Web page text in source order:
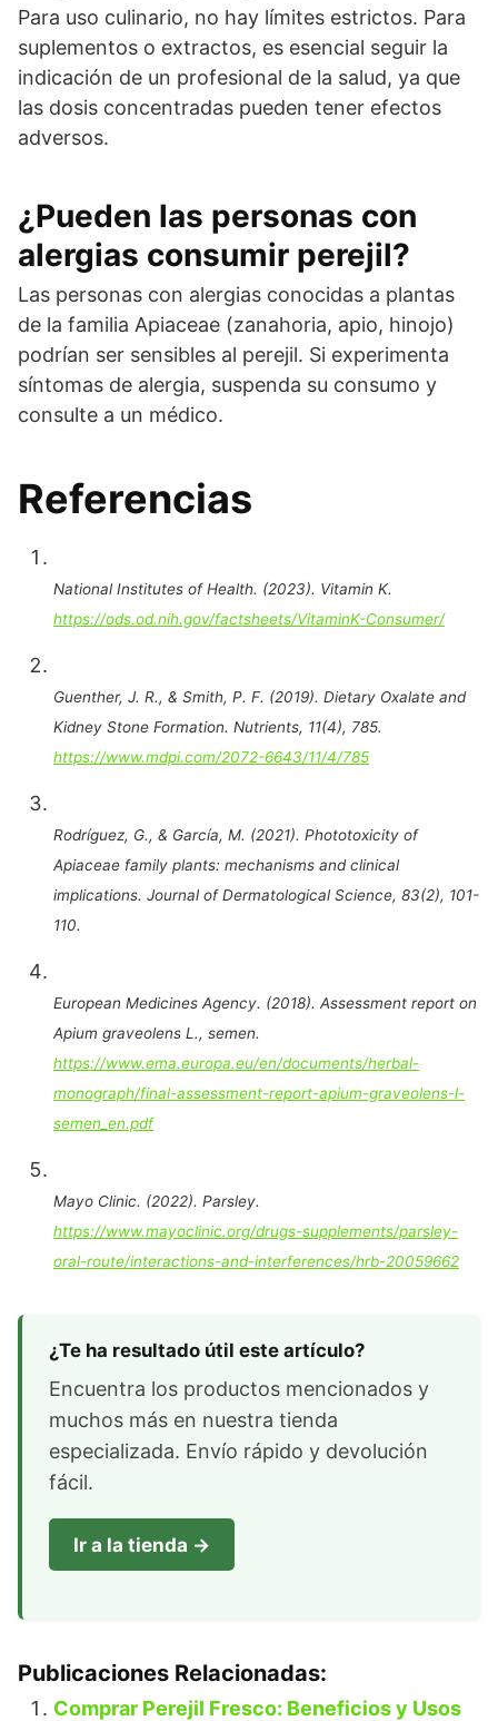
Para uso culinario, no hay límites estrictos. Para
suplementos o extractos, es esencial seguir la
indicación de un profesional de la salud, ya que
las dosis concentradas pueden tener efectos
adversos.
¿Pueden las personas con
alergias consumir perejil?
Las personas con alergias conocidas a plantas
de la familia Apiaceae (zanahoria, apio, hinojo)
podrían ser sensibles al perejil. Si experimenta
síntomas de alergia, suspenda su consumo y
consulte a un médico.
Referencias
National Institutes of Health. (2023). Vitamin K.
https://ods.od.nih.gov/factsheets/VitaminK-Consumer/
Guenther, J. R., & Smith, P. F. (2019). Dietary Oxalate and
Kidney Stone Formation. Nutrients, 11(4), 785.
https://www.mdpi.com/2072-6643/11/4/785
Rodríguez, G., & García, M. (2021). Phototoxicity of
Apiaceae family plants: mechanisms and clinical
implications. Journal of Dermatological Science, 83(2), 101-
110.
European Medicines Agency. (2018). Assessment report on
Apium graveolens L., semen.
https://www.ema.europa.eu/en/documents/herbal-
monograph/final-assessment-report-apium-graveolens-l-
semen_en.pdf
Mayo Clinic. (2022). Parsley.
https://www.mayoclinic.org/drugs-supplements/parsley-
oral-route/interactions-and-interferences/hrb-20059662
¿Te ha resultado útil este artículo?
Encuentra los productos mencionados y
muchos más en nuestra tienda
especializada. Envío rápido y devolución
fácil.
Ir a la tienda →
Publicaciones Relacionadas:
Comprar Perejil Fresco: Beneficios y Usos